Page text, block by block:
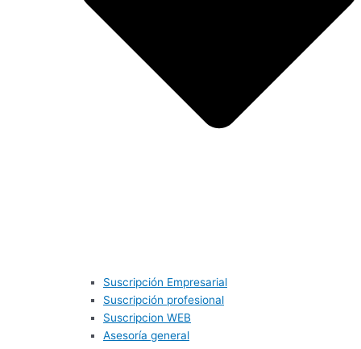
Suscripción Empresarial
Suscripción profesional
Suscripcion WEB
Asesoría general